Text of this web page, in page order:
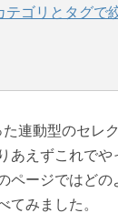
テゴリとタグで
連動型のセレ
あえずこれで
ページではど
てみました。